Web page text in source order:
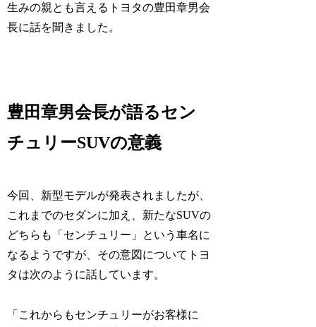
生みの親とも言えるトヨタの豊田章男会
長に話を聞きました。
豊田章男会長が語るセン
チュリーSUVの意義
今回、新型モデルが発表されましたが、
これまでのセダンに加え、新たなSUVの
どちらも「センチュリー」という車名に
なるようですが、その意図についてトヨ
タは次のように話しています。
「これからもセンチュリーがお客様に